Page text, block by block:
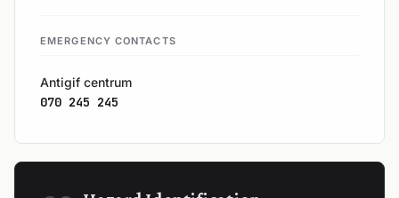
EMERGENCY CONTACTS
Antigif centrum
070 245 245